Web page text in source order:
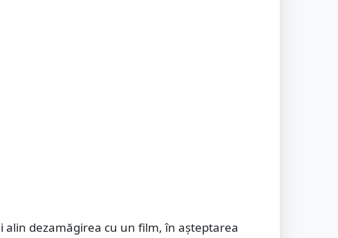
alin dezamăgirea cu un film, în aşteptarea